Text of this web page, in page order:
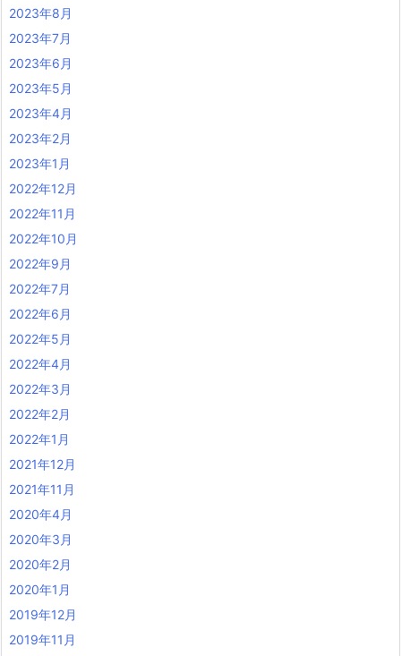
2023年8月
2023年7月
2023年6月
2023年5月
2023年4月
2023年2月
2023年1月
2022年12月
2022年11月
2022年10月
2022年9月
2022年7月
2022年6月
2022年5月
2022年4月
2022年3月
2022年2月
2022年1月
2021年12月
2021年11月
2020年4月
2020年3月
2020年2月
2020年1月
2019年12月
2019年11月